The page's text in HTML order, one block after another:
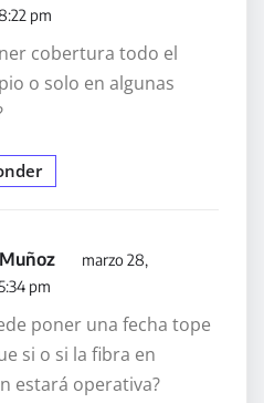
pm
cobertura todo el
o solo en algunas
marzo 28,
pm
poner una fecha tope
si o si la fibra en
estará operativa?